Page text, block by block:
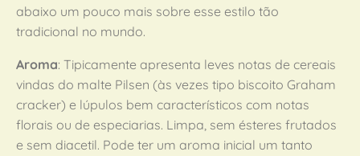
abaixo um pouco mais sobre esse estilo tão
tradicional no mundo.
Aroma: Tipicamente apresenta leves notas de cereais
vindas do malte Pilsen (às vezes tipo biscoito Graham
cracker) e lúpulos bem característicos com notas
florais ou de especiarias. Limpa, sem ésteres frutados
e sem diacetil. Pode ter um aroma inicial um tanto